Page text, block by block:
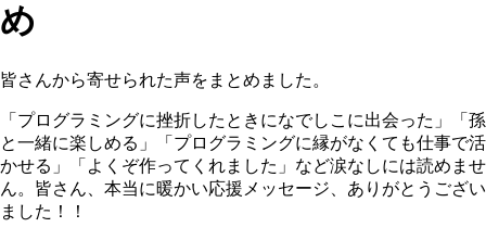
め
皆さんから寄せられた声をまとめました。
「プログラミングに挫折したときになでしこに出会った」「孫
と一緒に楽しめる」「プログラミングに縁がなくても仕事で活
かせる」「よくぞ作ってくれました」など涙なしには読めませ
ん。皆さん、本当に暖かい応援メッセージ、ありがとうござい
ました！！